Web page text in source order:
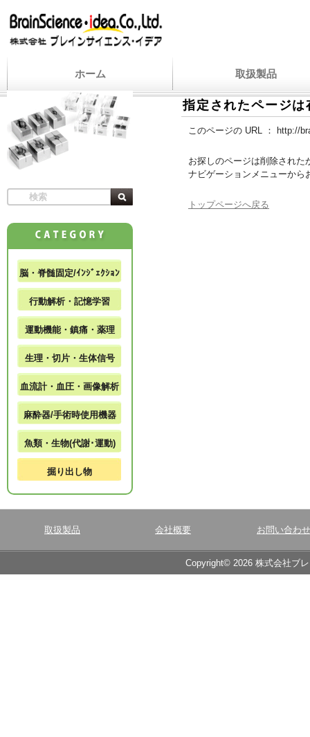
ホーム 取扱製品
指定されたページ
このページの URL ： http://
お探しのページは削除された
ナビゲーションメニューから
トップページへ戻る
脳・脊髄固定/ｲﾝｼﾞｪｸｼｮﾝ
行動解析・記憶学習
運動機能・鎮痛・薬理
生理・切片・生体信号
血流計・血圧・画像解析
麻酔器/手術時使用機器
魚類・生物(代謝･運動)
掘り出し物
取扱製品 会社概要 お問い合わせ
Copyright© 2026 株式会社ブ